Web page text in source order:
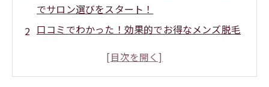
でサロン選びをスタート！
口コミでわかった！効果的でお得なメンズ脱毛
実際に通った男性が語る！格安脱毛サロンのリ